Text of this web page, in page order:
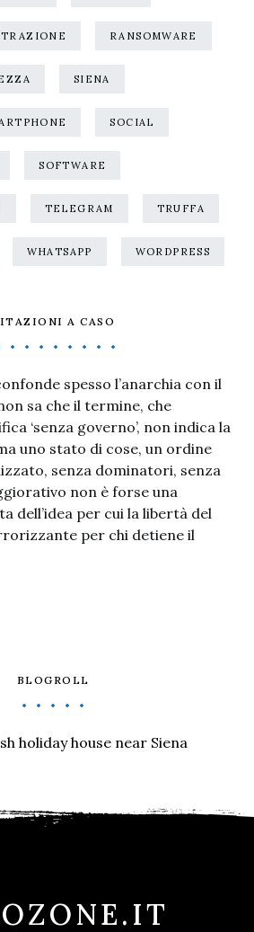
RANSOMWARE
SIENA
SOCIAL
SOFTWARE
TELEGRAM TRUFFA
WHATSAPP WORDPRESS
A CASO
spesso l’anarchia con il
sa che il termine, che
‘senza governo’, non indica la
uno stato di cose, un ordine
senza dominatori, senza
non è forse una
dell’idea per cui la libertà del
per chi detiene il
BLOGROLL
holiday house near Siena